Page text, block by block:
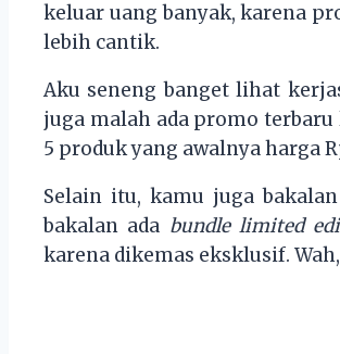
keluar uang banyak, karena
lebih cantik.
Aku seneng banget lihat
juga malah ada promo
5 produk yang awalnya harga
Selain itu, kamu juga
bakalan ada bundle limited
karena dikemas eksklusif.